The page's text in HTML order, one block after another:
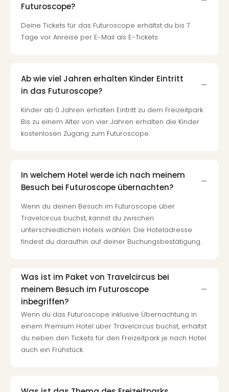
Futuroscope?
Deine Tickets für das Futuroscope erhältst du bis 7
Tage vor Anreise per E-Mail als E-Tickets.
Ab wie viel Jahren erhalten Kinder Eintritt
in das Futuroscope?
Kinder ab 0 Jahren erhalten Eintritt zu dem Freizeitpark.
Bis zu einem Alter von vier Jahren erhalten die Kinder
kostenlosen Zugang zum Futuroscope.
In welchem Hotel werde ich nach meinem
Besuch bei Futuroscope übernachten?
Wenn du deinen Besuch im Futuroscope über
Travelcircus buchst, kannst du zwischen
unterschiedlichen Hotels wählen. Die Hoteladresse
findest du daraufhin auf deiner Buchungsbestätigung.
Was ist im Paket von Travelcircus bei
meinem Besuch im Futuroscope
inbegriffen?
Wenn du das Futuroscope inklusive Übernachtung in
einem Premium Hotel über Travelcircus buchst, erhältst
du neben den Tickets für den Freizeitpark je nach Hotel
auch ein Frühstück.